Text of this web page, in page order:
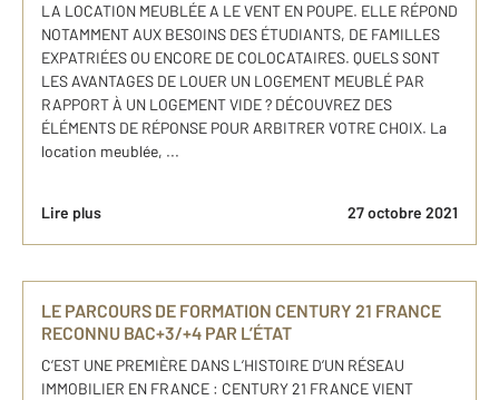
LA LOCATION MEUBLÉE A LE VENT EN POUPE. ELLE RÉPOND
NOTAMMENT AUX BESOINS DES ÉTUDIANTS, DE FAMILLES
EXPATRIÉES OU ENCORE DE COLOCATAIRES. QUELS SONT
LES AVANTAGES DE LOUER UN LOGEMENT MEUBLÉ PAR
RAPPORT À UN LOGEMENT VIDE ? DÉCOUVREZ DES
ÉLÉMENTS DE RÉPONSE POUR ARBITRER VOTRE CHOIX. La
location meublée, ...
Lire plus 27 octobre 2021
LE PARCOURS DE FORMATION CENTURY 21 FRANCE
RECONNU BAC+3/+4 PAR L’ÉTAT
C’EST UNE PREMIÈRE DANS L’HISTOIRE D’UN RÉSEAU
IMMOBILIER EN FRANCE : CENTURY 21 FRANCE VIENT